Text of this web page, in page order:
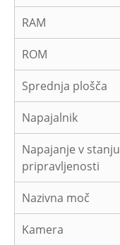
RAM
ROM
Sprednja plošča
Napajalnik
Napajanje v stanju
pripravljenosti
Nazivna moč
Kamera